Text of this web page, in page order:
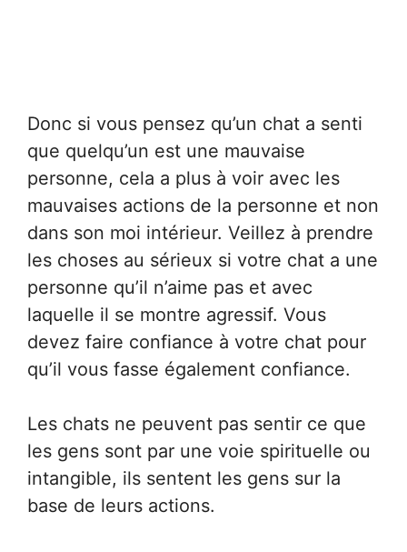
Donc si vous pensez qu’un chat a senti
que quelqu’un est une mauvaise
personne, cela a plus à voir avec les
mauvaises actions de la personne et non
dans son moi intérieur. Veillez à prendre
les choses au sérieux si votre chat a une
personne qu’il n’aime pas et avec
laquelle il se montre agressif. Vous
devez faire confiance à votre chat pour
qu’il vous fasse également confiance.
Les chats ne peuvent pas sentir ce que
les gens sont par une voie spirituelle ou
intangible, ils sentent les gens sur la
base de leurs actions.